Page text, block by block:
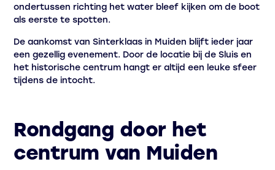
ondertussen richting het water bleef kijken om de boot
als eerste te spotten.
De aankomst van Sinterklaas in Muiden blijft ieder jaar
een gezellig evenement. Door de locatie bij de Sluis en
het historische centrum hangt er altijd een leuke sfeer
tijdens de intocht.
Rondgang door het
centrum van Muiden